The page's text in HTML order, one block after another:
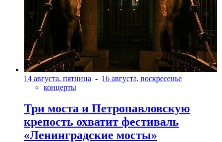
14 августа, пятница - 16 августа, воскресенье
концерты
Три моста и Петропавловскую
крепость охватит фестиваль
«Ленинградские мосты»